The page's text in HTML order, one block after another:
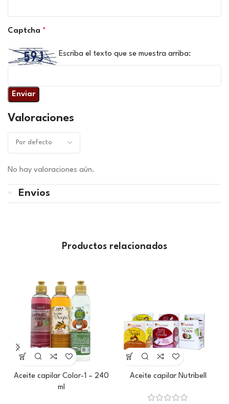
Valoraciones
No hay valoraciones aún.
Captcha *
Escriba el texto que se muestra arriba:
Envios
Productos relacionados
Aceite capilar Color-1 – 240
ml
Aceite capilar Nutribell